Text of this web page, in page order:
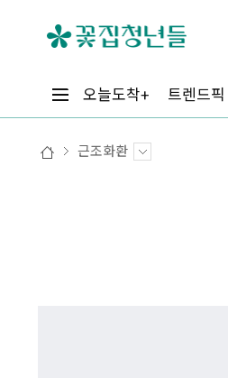
오늘도착+ 트렌드픽
근조화환